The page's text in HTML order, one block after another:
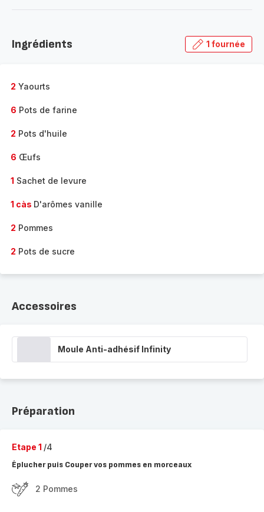
Ingrédients 1 fournée
2 Yaourts
6 Pots de farine
2 Pots d'huile
6 Œufs
1 Sachet de levure
1 càs D'arômes vanille
2 Pommes
2 Pots de sucre
Accessoires
Moule Anti-adhésif Infinity
Préparation
Etape 1 /4
Éplucher puis Couper vos pommes en morceaux
2 Pommes